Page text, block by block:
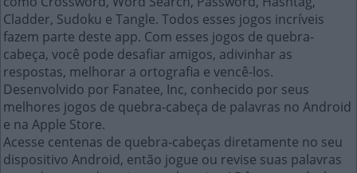
Cladder, Sudoku e Tangle. Todos esses jogos incríveis
fazem parte deste app. Com esses jogos de quebra-
cabeça, você pode desafiar amigos, adivinhar as
respostas, melhorar a ortografia e vencê-los.
Desenvolvido por Fanatee, Inc, conhecido por seus
melhores jogos de quebra-cabeça de palavras no Android
e na Apple Store.
Acesse centenas de quebra-cabeças diretamente no seu
dispositivo Android, então jogue ou revise suas palavras